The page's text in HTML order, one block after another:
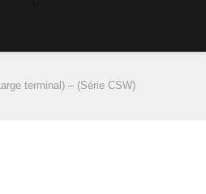
terminal) – (Série CSW)